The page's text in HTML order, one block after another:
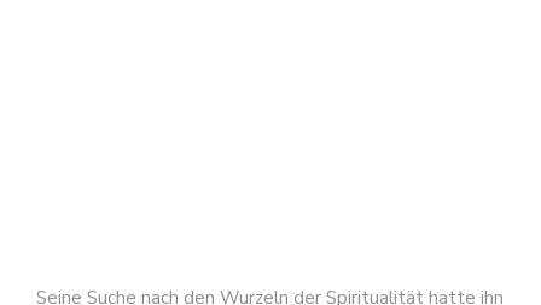
Seine Suche nach den Wurzeln der Spiritualität hatte ihn